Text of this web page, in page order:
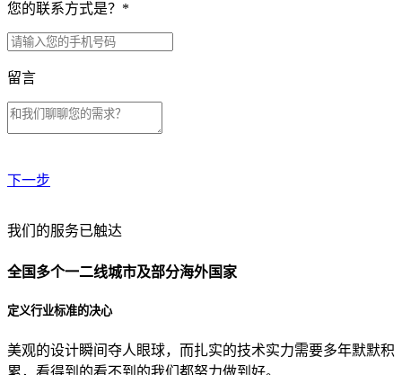
您的联系方式是？ *
留言
下一步
贵公司预算范围是？
贵公司的团队规模是？
目前主要的营销渠道是？
我们的服务已触达
全国多个一二线城市及部分海外国家
定义行业标准的决心
美观的设计瞬间夺人眼球，而扎实的技术实力需要多年默默积
累，看得到的看不到的我们都努力做到好。